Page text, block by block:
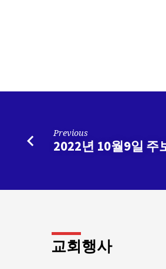
16
일
주
Previous
2022년 10월9일 주
교회행사